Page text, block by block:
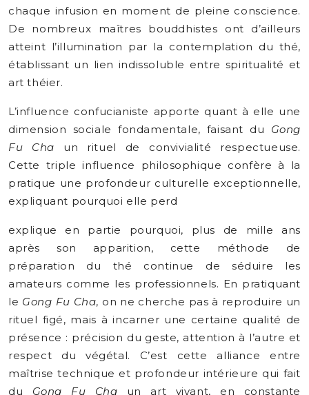
chaque infusion en moment de pleine conscience.
De nombreux maîtres bouddhistes ont d’ailleurs
atteint l’illumination par la contemplation du thé,
établissant un lien indissoluble entre spiritualité et
art théier.
L’influence confucianiste apporte quant à elle une
dimension sociale fondamentale, faisant du Gong
Fu Cha un rituel de convivialité respectueuse.
Cette triple influence philosophique confère à la
pratique une profondeur culturelle exceptionnelle,
expliquant pourquoi elle perd
explique en partie pourquoi, plus de mille ans
après son apparition, cette méthode de
préparation du thé continue de séduire les
amateurs comme les professionnels. En pratiquant
le Gong Fu Cha, on ne cherche pas à reproduire un
rituel figé, mais à incarner une certaine qualité de
présence : précision du geste, attention à l’autre et
respect du végétal. C’est cette alliance entre
maîtrise technique et profondeur intérieure qui fait
du Gong Fu Cha un art vivant, en constante